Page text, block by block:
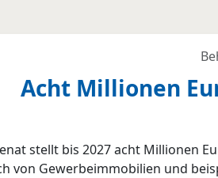
Acht Millionen
stellt bis 2027 acht Millionen
von Gewerbeimmobilien und